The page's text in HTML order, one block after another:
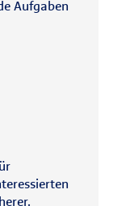
Aufgaben